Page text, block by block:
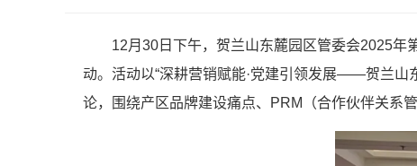
12月30日下午，贺兰山东麓园区管委会2025年
动。活动以“深耕营销赋能·党建引领发展——贺兰山
论，围绕产区品牌建设痛点、PRM（合作伙伴关系